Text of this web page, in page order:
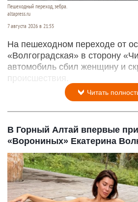
Пешеходный переход, зебра.
altapress.ru
7 августа 2026 в 21:55
На пешеходном переходе от
«Волгоградская» в сторону
автомобиль сбил женщину и
происшествия.
Читать
В Горный Алтай впервые
«Ворониных» Екатерина